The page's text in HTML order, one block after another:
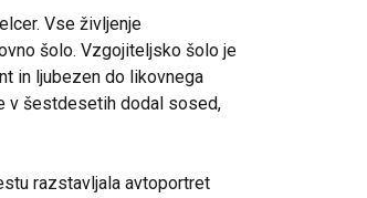
Vse življenje
šolo. Vzgojiteljsko šolo je
in ljubezen do likovnega
v šestdesetih dodal sosed,
razstavljala avtoportret